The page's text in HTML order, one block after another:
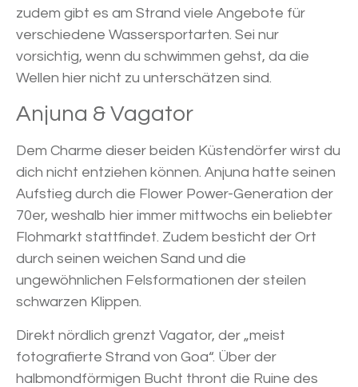
zudem gibt es am Strand viele Angebote für
verschiedene Wassersportarten. Sei nur
vorsichtig, wenn du schwimmen gehst, da die
Wellen hier nicht zu unterschätzen sind.
Anjuna & Vagator
Dem Charme dieser beiden Küstendörfer wirst du
dich nicht entziehen können. Anjuna hatte seinen
Aufstieg durch die Flower Power-Generation der
70er, weshalb hier immer mittwochs ein beliebter
Flohmarkt stattfindet. Zudem besticht der Ort
durch seinen weichen Sand und die
ungewöhnlichen Felsformationen der steilen
schwarzen Klippen.
Direkt nördlich grenzt Vagator, der „meist
fotografierte Strand von Goa“. Über der
halbmondförmigen Bucht thront die Ruine des